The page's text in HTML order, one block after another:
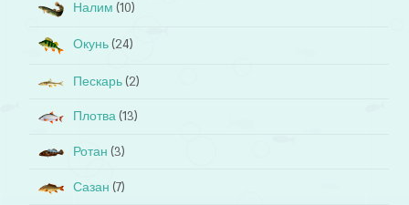
Налим (10)
Окунь (24)
Пескарь (2)
Плотва (13)
Ротан (3)
Сазан (7)